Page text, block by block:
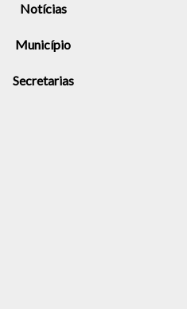
Notícias
Município
Secretarias